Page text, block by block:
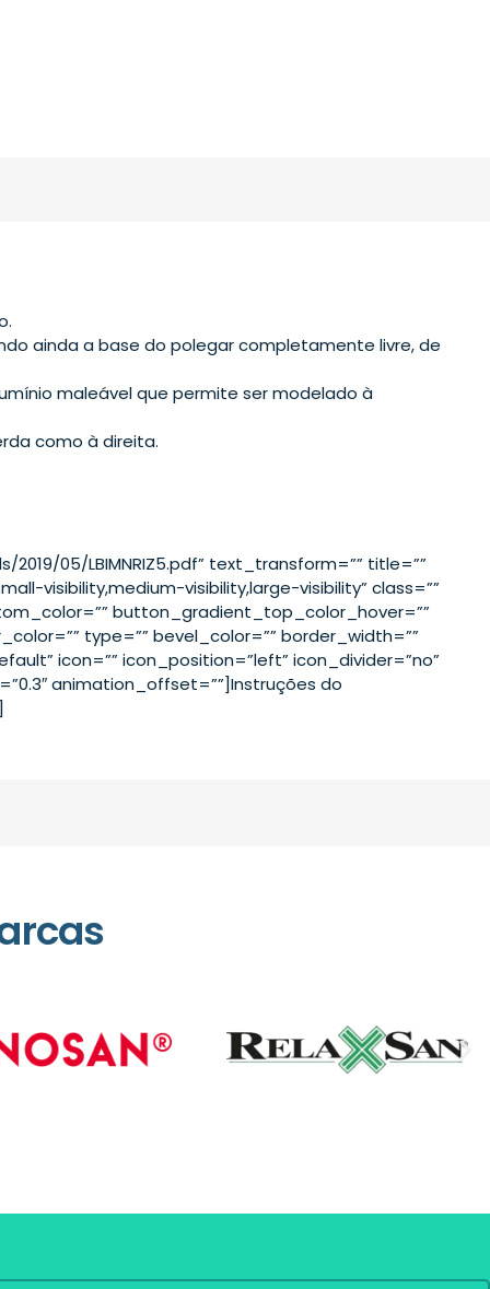
ainda a base do polegar completamente livre, de
maleável que permite ser modelado à
como à direita.
05/LBIMNRIZ5.pdf” text_transform=”” title=””
visibility,medium-visibility,large-visibility” class=””
button_gradient_top_color_hover=””
type=”” bevel_color=”” border_width=””
icon=”” icon_position=”left” icon_divider=”no”
animation_offset=””]Instruções do